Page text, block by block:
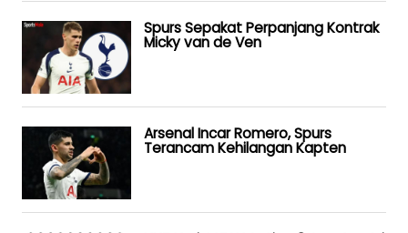
Spurs Sepakat Perpanjang Kontrak
Micky van de Ven
Arsenal Incar Romero, Spurs
Terancam Kehilangan Kapten